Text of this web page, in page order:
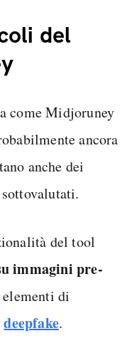
del
come Midjoruney
ancora
anche dei
sottovalutati.
del tool
immagini pre-
di
deepfake.